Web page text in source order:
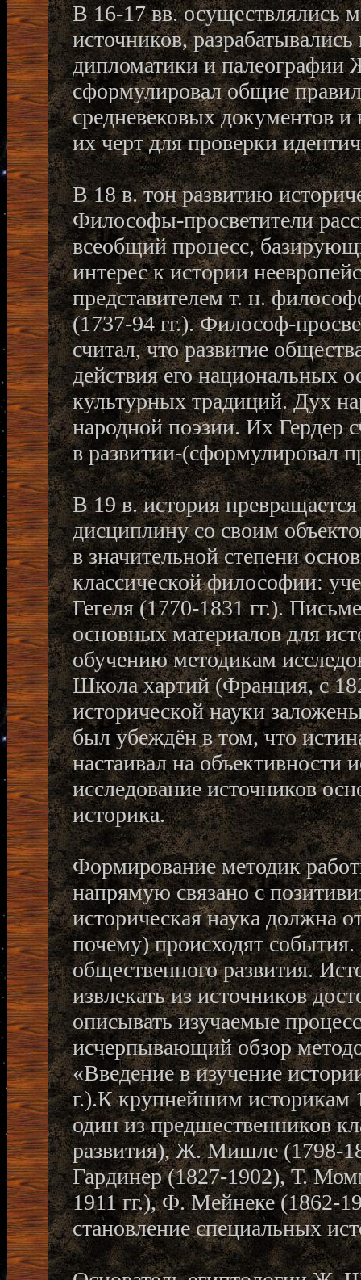
В 16-17 вв. осуществлялись
источников,
дипломатики и палеографии
сформулировал общие
средневековых документов и
их черт для проверки
В 18 в. тон развитию
Философы-просветители
всеобщий процесс,
интерес к истории
представителем т. н.
(1737-94 гг.). Философ-
считал, что развитие
действия его национальных
культурных традиций. Дух
народной поэзии. Их Гердер
в развитии-(сформулировал
В 19 в. история
дисциплину со своим
в значительной степени
классической философии:
Гегеля (1770-1831 гг.).
основных материалов для
обучению методикам
Школа хартий (Франция, с
исторической науки
был убеждён в том, что
настаивал на объективности
исследование источников
историка.
Формирование методик
напрямую связано с
историческая наука должна
почему) происходят
общественного развития.
извлекать из источников
описывать изучаемые
исчерпывающий обзор
«Введение в изучение
г.).К крупнейшим историкам
один из предшественников
развития), Ж. Мишле (1798-
Гардинер (1827-1902), Т.
1911 гг.), Ф. Мейнеке (1862-
становление специальных